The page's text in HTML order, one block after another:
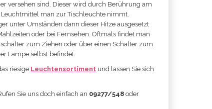
versehen sind. Dieser wird durch Berührung am
man zur Tischleuchte nimmt.
unter Umständen dann dieser Hitze ausgesetzt
oder bei Fernsehen. Oftmals findet man
zum Ziehen oder über einen Schalter zum
Lampe selbst befindet.
riesige Leuchtensortiment und lassen Sie sich
Sie uns doch einfach an 09277/548 oder